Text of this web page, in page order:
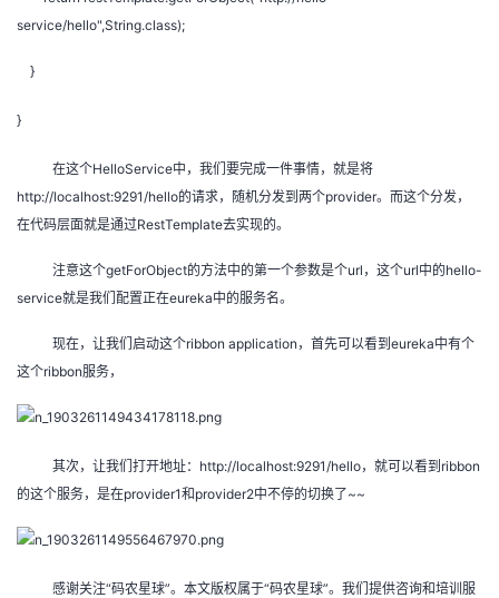
service/hello",String.class);
}
}
在这个HelloService中，我们要完成一件事情，就是将
http://localhost:9291/hello的请求，随机分发到两个provider。而这个分发，
在代码层面就是通过RestTemplate去实现的。
注意这个getForObject的方法中的第一个参数是个url，这个url中的hello-
service就是我们配置正在eureka中的服务名。
现在，让我们启动这个ribbon application，首先可以看到eureka中有个
这个ribbon服务，
其次，让我们打开地址：http://localhost:9291/hello，就可以看到ribbon
的这个服务，是在provider1和provider2中不停的切换了~~
感谢关注“码农星球”。本文版权属于“码农星球”。我们提供咨询和培训服